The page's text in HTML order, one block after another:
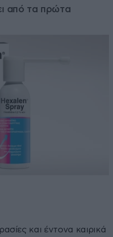
από τα πρώτα
και έντονα καιρικά